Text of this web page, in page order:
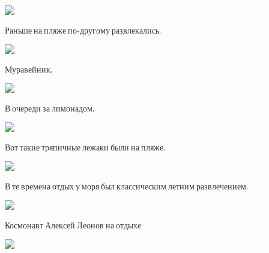
Раньше на пляже по-другому развлекались.
Муравейник.
В очереди за лимонадом.
Вот такие тряпичные лежаки были на пляже.
В те времена отдых у моря был классическим летним развлечением.
Космонавт Алексей Леонов на отдыхе